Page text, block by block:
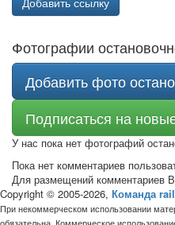
Фотографии
Добавить фото
Подписаться на
У нас пока нет фотографий
Пока нет комментариев
Для размещений комментариев
Copyright © 2005-2026, Команда
При некоммерческом использовании